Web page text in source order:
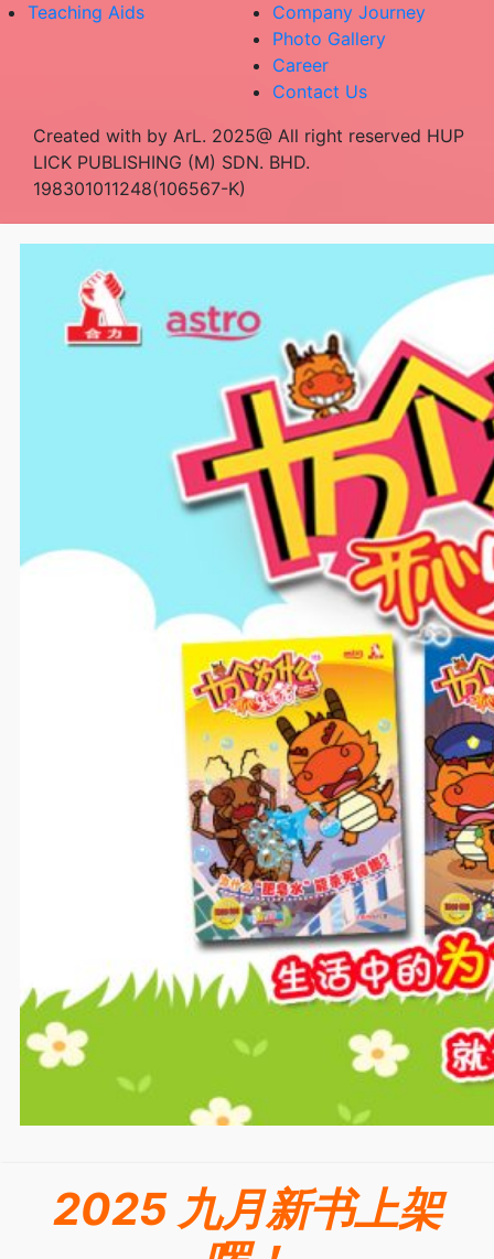
Teaching Aids
Company Journey
Photo Gallery
Career
Contact Us
Created with by ArL. 2025@ All right reserved HUP
LICK PUBLISHING (M) SDN. BHD.
198301011248(106567-K)
2025 九月新书上架